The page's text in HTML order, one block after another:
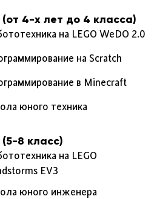
(от 4-х лет до 4 класса)
на LEGO WeDO 2.0
на Scratch
в Minecraft
юного техника
(5-8 класс)
на LEGO
EV3
юного инженера